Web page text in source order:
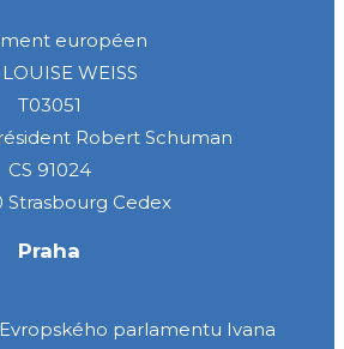
européen
WEISS
T03051
Robert Schuman
CS 91024
Strasbourg Cedex
Praha
parlamentu Ivana